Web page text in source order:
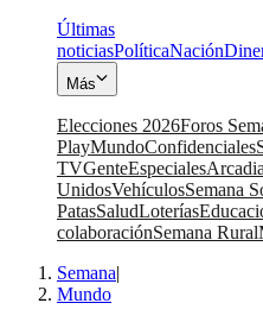
Últimas
noticiasPolíticaNación
Más
Elecciones 2026Foros
PlayMundoConfidenciales
TVGenteEspecialesArcadia
UnidosVehículosSemana
PatasSaludLoterías
colaboraciónSemana Rural
Semana|
Mundo